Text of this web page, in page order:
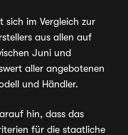
sich im Vergleich zur
aus allen auf
Juni und
aller angebotenen
und Händler.
hin, dass das
für die staatliche